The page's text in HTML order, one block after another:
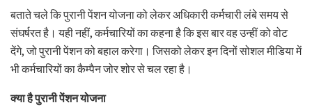
बताते चले कि पुरानी पेंशन योजना को लेकर अधिकारी कर्मचारी लंबे समय से
संघर्षरत है। यही नहीं, कर्मचारियों का कहना है कि इस बार वह उन्हीं को वोट
देंगे, जो पुरानी पेंशन को बहाल करेगा। जिसको लेकर इन दिनों सोशल मीडिया में
भी कर्मचारियों का कैम्पैन जोर शोर से चल रहा है।
क्या है पुरानी पेंशन योजना